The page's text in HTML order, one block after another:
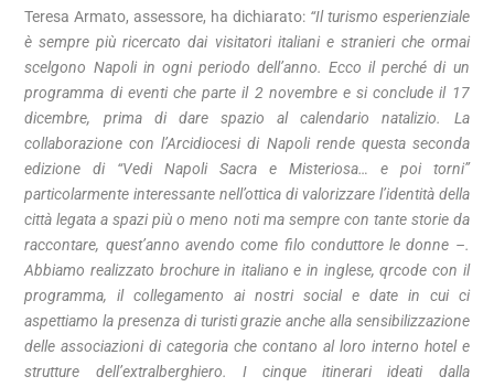
Teresa Armato, assessore, ha dichiarato:“Il turismo esperienziale
è sempre più ricercato dai visitatori italiani e stranieri che ormai
scelgono Napoli in ogni periodo dell’anno. Ecco il perché di un
programma di eventi che parte il 2 novembre e si conclude il 17
dicembre, prima di dare spazio al calendario natalizio. La
collaborazione con l’Arcidiocesi di Napoli rende questa seconda
edizione di “Vedi Napoli Sacra e Misteriosa… e poi torni”
particolarmente interessante nell’ottica di valorizzare l’identità della
città legata a spazi più o meno noti ma sempre con tante storie da
raccontare, quest’anno avendo come filo conduttore le donne –.
Abbiamo realizzato brochure in italiano e in inglese, qrcode con il
programma, il collegamento ai nostri social e date in cui ci
aspettiamo la presenza di turisti grazie anche alla sensibilizzazione
delle associazioni di categoria che contano al loro interno hotel e
strutture dell’extralberghiero. I cinque itinerari ideati dalla